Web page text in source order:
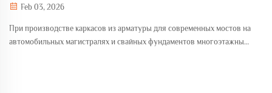
Feb 03, 2026
При производстве каркасов из арматуры для современных мостов на
автомобильных магистралях и свайных фундаментов многоэтажных